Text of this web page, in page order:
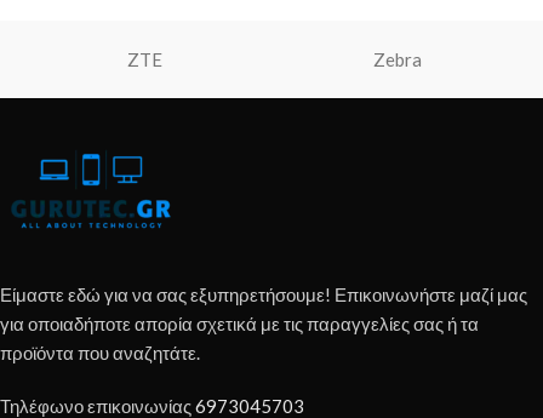
ZTE Zebra
Είμαστε εδώ για να σας εξυπηρετήσουμε! Επικοινωνήστε μαζί μας
για οποιαδήποτε απορία σχετικά με τις παραγγελίες σας ή τα
προϊόντα που αναζητάτε.
Τηλέφωνο επικοινωνίας6973045703